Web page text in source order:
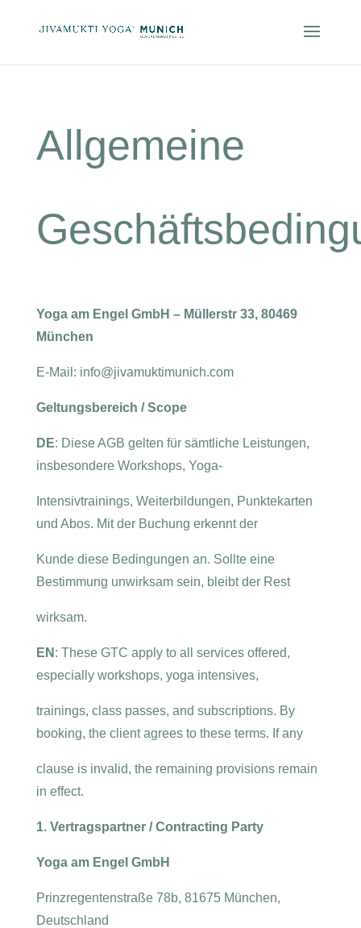
Allgemeine
Yoga am Engel GmbH – Müllerstr 33, 80469
München
E-Mail: info@jivamuktimunich.com
Geltungsbereich / Scope
DE: Diese AGB gelten für sämtliche Leistungen,
insbesondere Workshops, Yoga-
Intensivtrainings, Weiterbildungen, Punktekarten
und Abos. Mit der Buchung erkennt der
Kunde diese Bedingungen an. Sollte eine
Bestimmung unwirksam sein, bleibt der Rest
wirksam.
EN : These GTC apply to all services offered,
especially workshops, yoga intensives,
trainings, class passes, and subscriptions. By
booking, the client agrees to these terms. If any
clause is invalid, the remaining provisions remain
in effect.
1. Vertragspartner / Contracting Party
Yoga am Engel GmbH
Prinzregentenstraße 78b, 81675 München,
Deutschland